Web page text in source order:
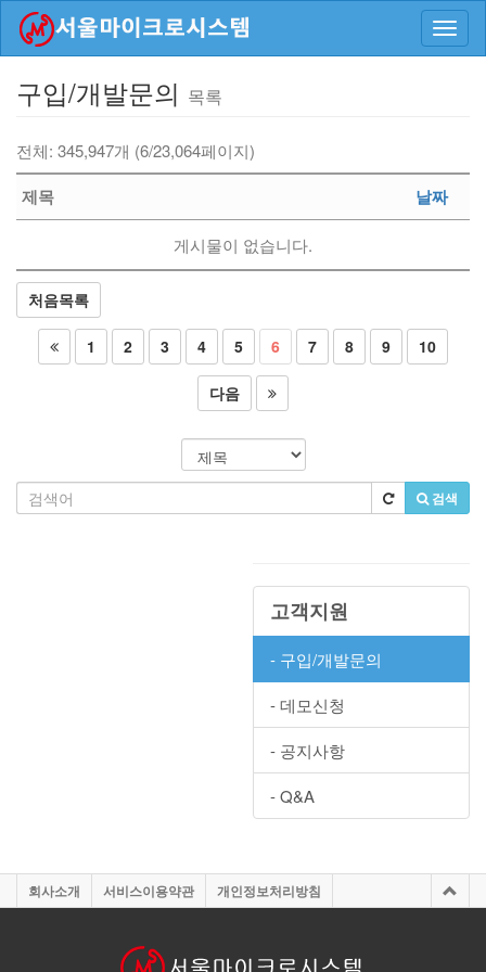
구입/개발문의 목록
전체: 345,947개 (6/23,064페이지)
제목 날짜
게시물이 없습니다.
처음목록
1 2 3 4 5 6 7 8 9 10
다음
검색
고객지원
- 구입/개발문의
- 데모신청
- 공지사항
- Q&A
회사소개 서비스이용약관 개인정보처리방침